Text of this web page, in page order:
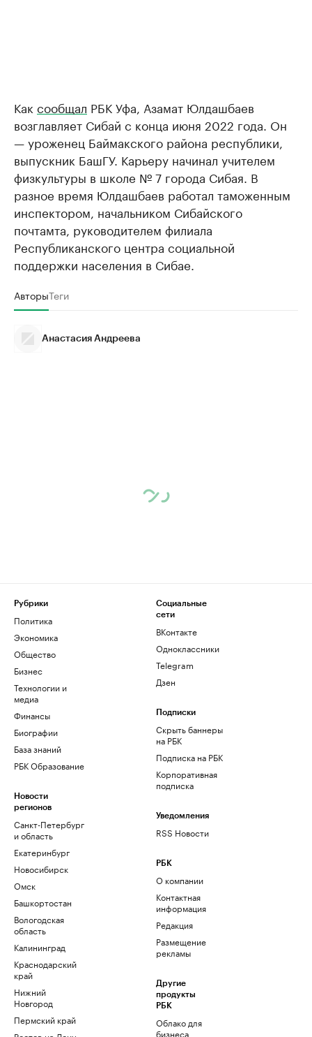
Как сообщал РБК Уфа, Азамат Юлдашбаев
возглавляет Сибай с конца июня 2022 года. Он
— уроженец Баймакского района республики,
выпускник БашГУ. Карьеру начинал учителем
физкультуры в школе № 7 города Сибая. В
разное время Юлдашбаев работал таможенным
инспектором, начальником Сибайского
почтамта, руководителем филиала
Республиканского центра социальной
поддержки населения в Сибае.
АвторыТеги
Анастасия Андреева
Рубрики
Политика
Экономика
Общество
Бизнес
Технологии и
медиа
Финансы
Биографии
База знаний
РБК Образование
Новости
регионов
Санкт-Петербург
и область
Екатеринбург
Новосибирск
Омск
Башкортостан
Вологодская
область
Калининград
Краснодарский
край
Нижний
Новгород
Пермский край
Социальные
сети
ВКонтакте
Одноклассники
Telegram
Дзен
Подписки
Скрыть баннеры
на РБК
Подписка на РБК
Корпоративная
подписка
Уведомления
RSS Новости
РБК
О компании
Контактная
информация
Редакция
Размещение
рекламы
Другие
продукты
РБК
Облако для
бизнеса